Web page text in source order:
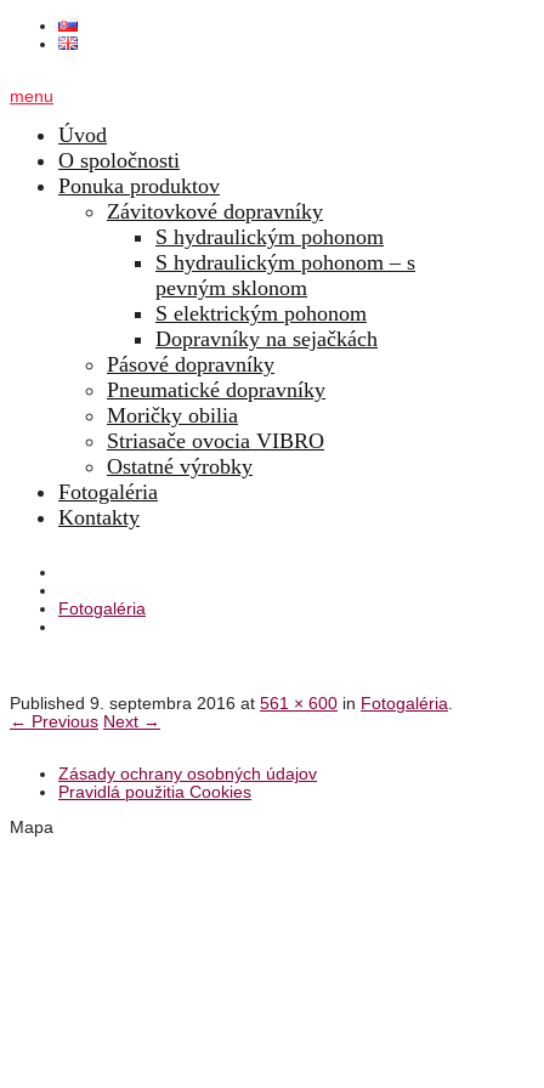
menu
Úvod
O spoločnosti
Ponuka produktov
Závitovkové dopravníky
S hydraulickým pohonom
S hydraulickým pohonom – s
pevným sklonom
S elektrickým pohonom
Dopravníky na sejačkách
Pásové dopravníky
Pneumatické dopravníky
Moričky obilia
Striasače ovocia VIBRO
Ostatné výrobky
Fotogaléria
Kontakty
Fotogaléria
Published 9. septembra 2016 at 561 × 600 in Fotogaléria
← Previous Next →
Zásady ochrany osobných údajov
Pravidlá použitia Cookies
Mapa